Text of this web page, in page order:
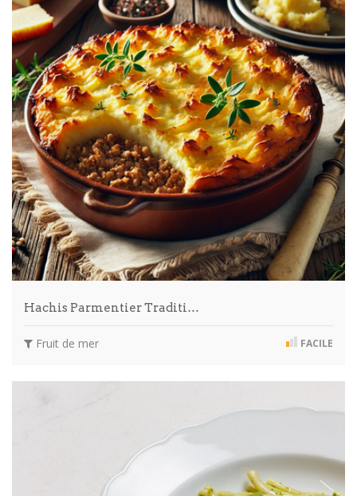
Hachis Parmentier Traditi…
Fruit de mer FACILE